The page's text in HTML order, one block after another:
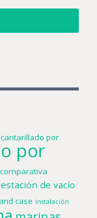
por
por
comparativa
estación de vacío
case instalación